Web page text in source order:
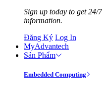
Sign up today to get 24/
information.
Đăng Ký Log In
MyAdvantech
Sản Phẩm
Embedded Computing